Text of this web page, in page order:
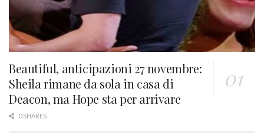
Beautiful, anticipazioni 27 novembre:
Sheila rimane da sola in casa di
Deacon, ma Hope sta per arrivare
0 SHARES